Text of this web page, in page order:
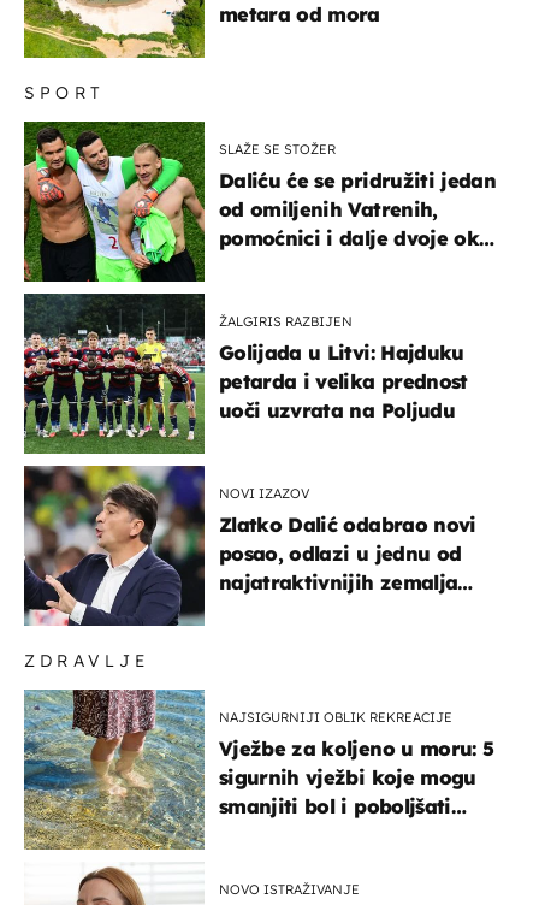
ZDRAVLJE
NAJSIGURNIJI OBLIK REKREACIJE
Vježbe za koljeno u moru: 5
sigurnih vježbi koje mogu
smanjiti bol i poboljšati
NOVO ISTRAŽIVANJE
SPORT
SLAŽE SE STOŽER
Daliću će se pridružiti jedan
od omiljenih Vatrenih,
pomoćnici i dalje dvoje oko
ŽALGIRIS RAZBIJEN
Golijada u Litvi: Hajduku
petarda i velika prednost
uoči uzvrata na Poljudu
NOVI IZAZOV
Zlatko Dalić odabrao novi
posao, odlazi u jednu od
najatraktivnijih zemalja
metara od mora